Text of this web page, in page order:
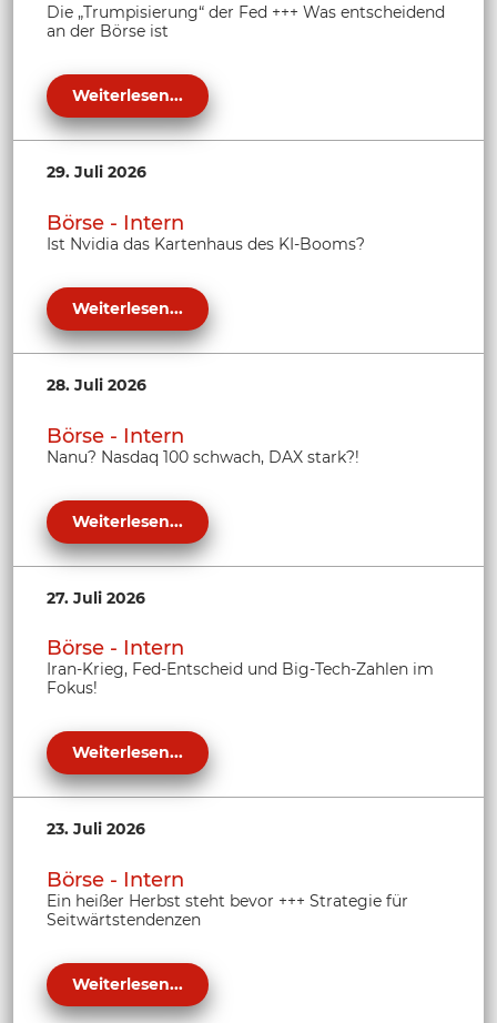
Die „Trumpisierung“ der Fed +++ Was entscheidend
an der Börse ist
Weiterlesen...
29. Juli 2026
Börse - Intern
Ist Nvidia das Kartenhaus des KI-Booms?
Weiterlesen...
28. Juli 2026
Börse - Intern
Nanu? Nasdaq 100 schwach, DAX stark?!
Weiterlesen...
27. Juli 2026
Börse - Intern
Iran-Krieg, Fed-Entscheid und Big-Tech-Zahlen im
Fokus!
Weiterlesen...
23. Juli 2026
Börse - Intern
Ein heißer Herbst steht bevor +++ Strategie für
Seitwärtstendenzen
Weiterlesen...